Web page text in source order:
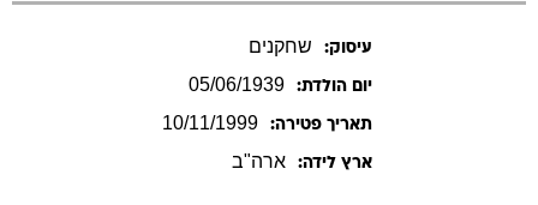
עיסוק: שחקנים
יום הולדת: 05/06/1939
תאריך פטירה: 10/11/1999
ארץ לידה: ארה"ב